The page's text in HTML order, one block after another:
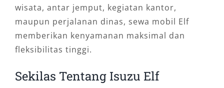
wisata, antar jemput, kegiatan kantor,
maupun perjalanan dinas, sewa mobil Elf
memberikan kenyamanan maksimal dan
fleksibilitas tinggi.
Sekilas Tentang Isuzu Elf